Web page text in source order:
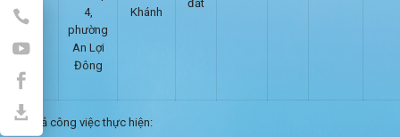
4,
phường
An Lợi
Đông
Khánh
đất
Mô tả công việc thực hiện: